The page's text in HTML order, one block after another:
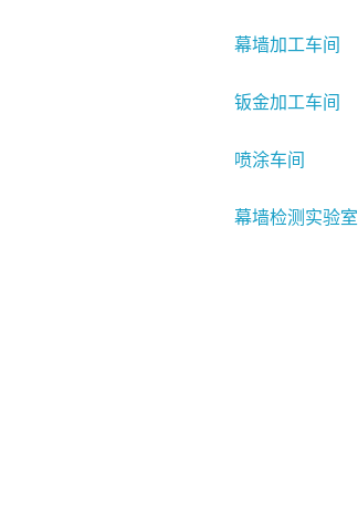
幕墙加工车间
钣金加工车间
喷涂车间
幕墙检测实验室